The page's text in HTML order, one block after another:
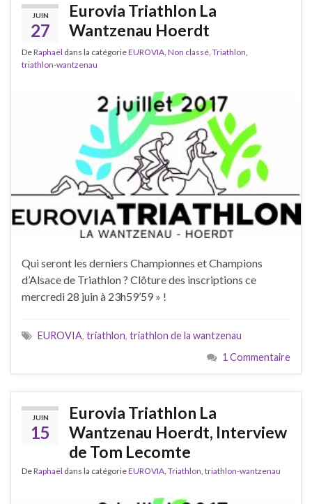
JUIN
27
Eurovia Triathlon La
Wantzenau Hoerdt
DeRaphaël dans la catégorieEUROVIA, Non classé, Triathlon,
triathlon-wantzenau
Qui seront les derniers Championnes et Champions
d’Alsace de Triathlon ? Clôture des inscriptions ce
mercredi 28 juin à 23h59’59 » !
EUROVIA, triathlon, triathlon de la wantzenau
1 Commentaire
JUIN
15
Eurovia Triathlon La
Wantzenau Hoerdt, Interview
de Tom Lecomte
DeRaphaël dans la catégorieEUROVIA Triathlon triathlon-wantzenau